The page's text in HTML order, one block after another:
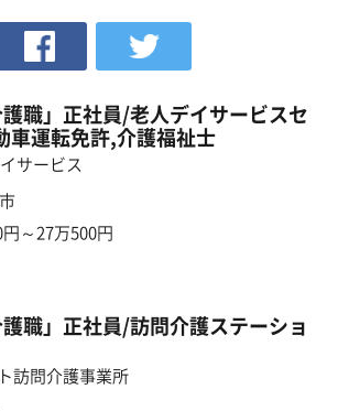
護職」正社員/老人デイサービスセ
車運転免許,介護福祉士
サービス
～27万500円
護職」正社員/訪問介護ステーショ
訪問介護事業所